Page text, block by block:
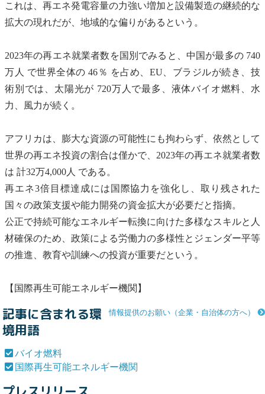
これは、再エネ発電容量の力強い増加と設備製造の継続的な
拡大の現れだが、地域的な偏りがあるという。
2023年の再エネ就業者数を国別でみると、中国が最多の 740
万人 で世界全体の 46％ を占め、EU、ブラジルが続き、技
術別では、太陽光が 720万人で最多、液体バイオ燃料 、水
力、風力が続く。
アフリカは、膨大な資源の可能性にも拘わらず、依然として
世界の再エネ投資の割合は僅かで、2023年の再エネ就業者数
は 計32万4,000人 である。
再エネ3倍目標達成には国際協力を強化し、取り残された
国々の政策支援や能力開発の資金拡大が必要だと指摘。
公正で持続可能なエネルギー転換に向けた多様なスキルと人
材確保のため、政策による労働力の多様性とジェンダー平等
の推進、教育や訓練への投資が重要だという。
【 国際再生可能エネルギー機関 】
情報提供のお願い（企業・自治体の方へ）
記事に含まれる環
境用語
バイオ燃料
国際再生可能エネルギー機関